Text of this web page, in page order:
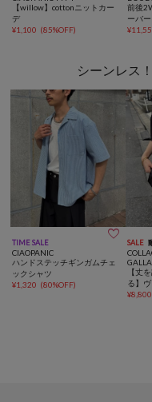
【willow】cottonニットカー
デ
¥1,100 (85%OFF)
前後
ーバー
¥
シーンレス
TIME SALE 
CIAOPANIC
ハンドステッチギンガムチェ
ックシャツ
¥1,320 (80%OFF)
SALE
【丈
る】
バーシ
¥8,800